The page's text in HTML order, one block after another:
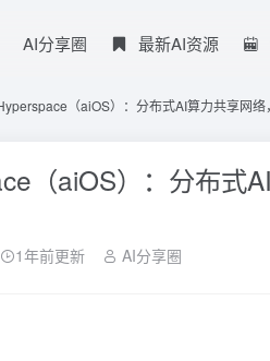
AI分享圈 最新AI资源
（aiOS）：分布式AI算力共享网
（aiOS）：分布式
1年前更新 AI分享圈